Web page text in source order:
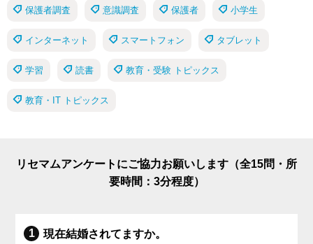
保護者調査 意識調査 保護者 小学生
インターネット スマートフォン タブレット
学習 読書 教育・受験 トピックス
教育・IT トピックス
リセマムアンケートにご協力お願いします（全15問・所
要時間：3分程度）
現在結婚されてますか。